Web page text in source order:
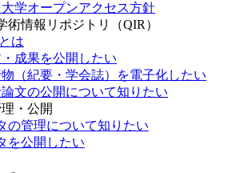
学オープンアクセス方針
術情報リポジトリ（QIR）
は
成果を公開したい
（紀要・学会誌）を電子化したい
文の公開について知りたい
・公開
の管理について知りたい
を公開したい